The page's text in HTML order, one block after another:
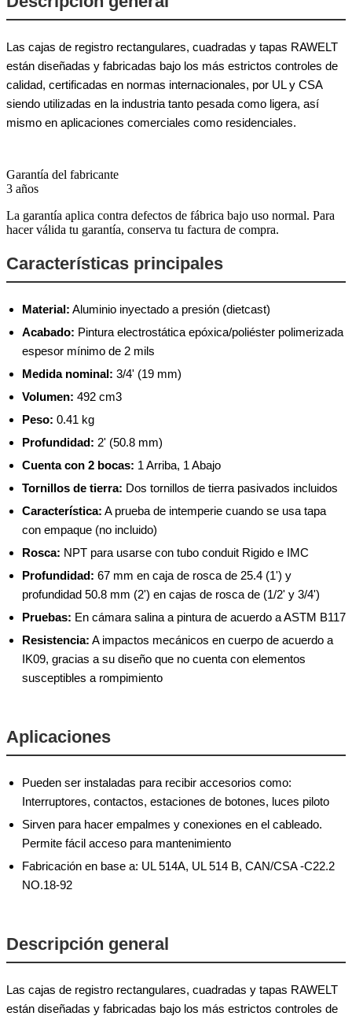
Las cajas de registro rectangulares, cuadradas y tapas RAWELT
están diseñadas y fabricadas bajo los más estrictos controles de
calidad, certificadas en normas internacionales, por UL y CSA
siendo utilizadas en la industria tanto pesada como ligera, así
mismo en aplicaciones comerciales como residenciales.
Garantía del fabricante
3 años
La garantía aplica contra defectos de fábrica bajo uso normal. Para
hacer válida tu garantía, conserva tu factura de compra.
Características principales
Material: Aluminio inyectado a presión (dietcast)
Acabado: Pintura electrostática epóxica/poliéster polimerizada
espesor mínimo de 2 mils
Medida nominal: 3/4' (19 mm)
Volumen: 492 cm3
Peso: 0.41 kg
Profundidad: 2' (50.8 mm)
Cuenta con 2 bocas: 1 Arriba, 1 Abajo
Tornillos de tierra: Dos tornillos de tierra pasivados incluidos
Característica: A prueba de intemperie cuando se usa tapa
con empaque (no incluido)
Rosca: NPT para usarse con tubo conduit Rigido e IMC
Profundidad: 67 mm en caja de rosca de 25.4 (1') y
profundidad 50.8 mm (2') en cajas de rosca de (1/2' y 3/4')
Pruebas: En cámara salina a pintura de acuerdo a ASTM B117
Resistencia: A impactos mecánicos en cuerpo de acuerdo a
IK09, gracias a su diseño que no cuenta con elementos
susceptibles a rompimiento
Aplicaciones
Pueden ser instaladas para recibir accesorios como:
Interruptores, contactos, estaciones de botones, luces piloto
Sirven para hacer empalmes y conexiones en el cableado.
Permite fácil acceso para mantenimiento
Fabricación en base a: UL 514A, UL 514 B, CAN/CSA -C22.2
NO.18-92
Descripción general
Las cajas de registro rectangulares, cuadradas y tapas RAWELT
están diseñadas y fabricadas bajo los más estrictos controles de